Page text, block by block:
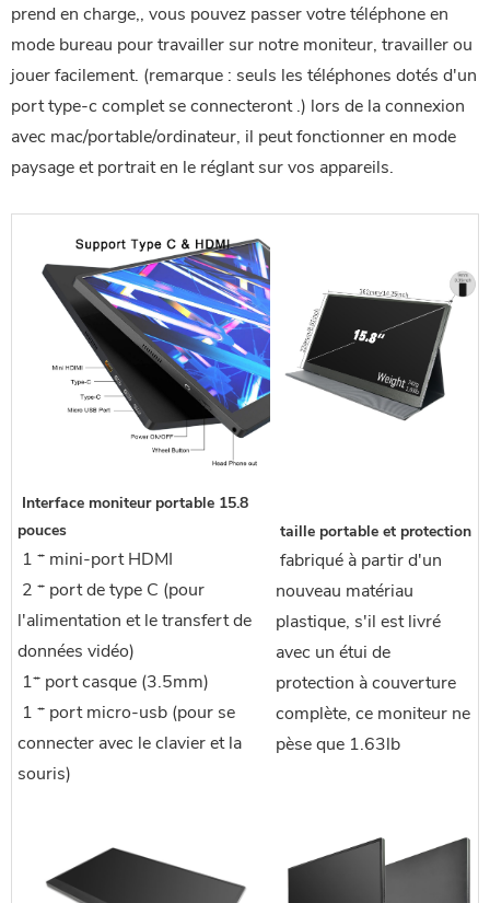
prend en charge,, vous pouvez passer votre téléphone en
mode bureau pour travailler sur notre moniteur, travailler ou
jouer facilement. (remarque : seuls les téléphones dotés d'un
port type-c complet se connecteront .) lors de la connexion
avec mac/portable/ordinateur, il peut fonctionner en mode
paysage et portrait en le réglant sur vos appareils.
pouces
1 * mini-port HDMI
l'alimentation et le transfert de
données vidéo)
1* port casque (3.5mm)
connecter avec le clavier et la
souris)
taille portable et protection
nouveau matériau
plastique, s'il est livré
avec un étui de
protection à couverture
complète, ce moniteur ne
pèse que 1.63lb